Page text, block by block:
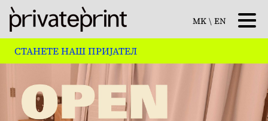
MK \ EN
СТАНЕТЕ НАШ ПРИЈАТЕЛ